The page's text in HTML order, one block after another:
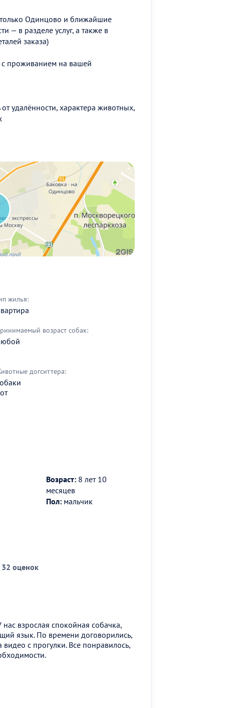
Одинцово и ближайшие
— в разделе услуг, а также в
заказа)
с проживанием на вашей
от удалённости, характера животных,
жилья:
возраст собак:
догситтера:
Возраст: 8 лет 10
месяцев
Пол: мальчик
32 оценок
взрослая спокойная собачка,
язык. По времени договорились,
с прогулки. Все понравилось,